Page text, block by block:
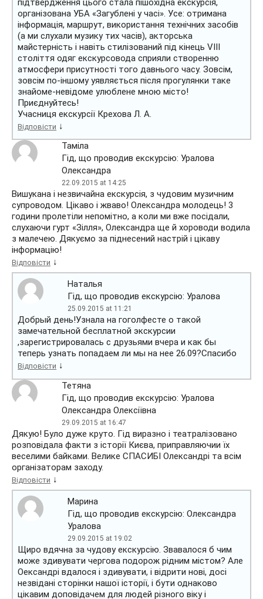
підтвердження цього стала пішохідна екскурсія,
організована УБА «Загублені у часі». Усе: отримана
інформація, маршрут, використання технічних засобів
(а ми слухали музику тих часів), акторська
майстерність і навіть стилізований під кінець VIII
століття одяг екскурсовода сприяли створенню
атмосфери присутності того давнього часу. Зовсім,
зовсім по-іншому уявляється після прогулянки таке
знайоме-невідоме улюблене мною місто!
Приєднуйтесь!
Учасниця екскурсії Крехова Л. А.
Відповісти ↓
Таміла
Гід, що проводив екскурсію: Уралова
Олександра
22.09.2015 at 14:25
Вишукана і незвичайна екскурсія, з чудовим музичним
супроводом. Цікаво і жваво! Олександра молодець! 3
години пролетіли непомітно, а коли ми вже посідали,
слухаючи гурт «Зілля», Олександра ще й хороводи водила
з малечею. Дякуємо за піднесений настрій і цікаву
інформацію!
Відповісти ↓
Наталья
Гід, що проводив екскурсію: Уралова
25.09.2015 at 11:21
Добрый день!Узнала на гоголфесте о такой
замечательной бесплатной экскурсии
,зарегистрировалась с друзьями вчера и как бы
теперь узнать попадаем ли мы на нее 26.09?Спасибо
Відповісти ↓
Тетяна
Гід, що проводив екскурсію: Уралова
Олександра Олексіївна
29.09.2015 at 16:47
Дякую! Було дуже круто. Гід виразно і театралізовано
розповідала факти з історії Києва, приправляючии їх
веселими байками. Велике СПАСИБІ Олександрі та всім
організаторам заходу.
Відповісти ↓
Марина
Гід, що проводив екскурсію: Олександра
Уралова
29.09.2015 at 19:02
Щиро вдячна за чудову екскурсію. Звавалося б чим
може здивувати чергова подорож рідним містом? Але
Оександрі вдалося і здивувати, і відрити нові, досі
незвідані сторінки нашої історії, і бути однаково
цікавим доповідачем для людей різного віку і